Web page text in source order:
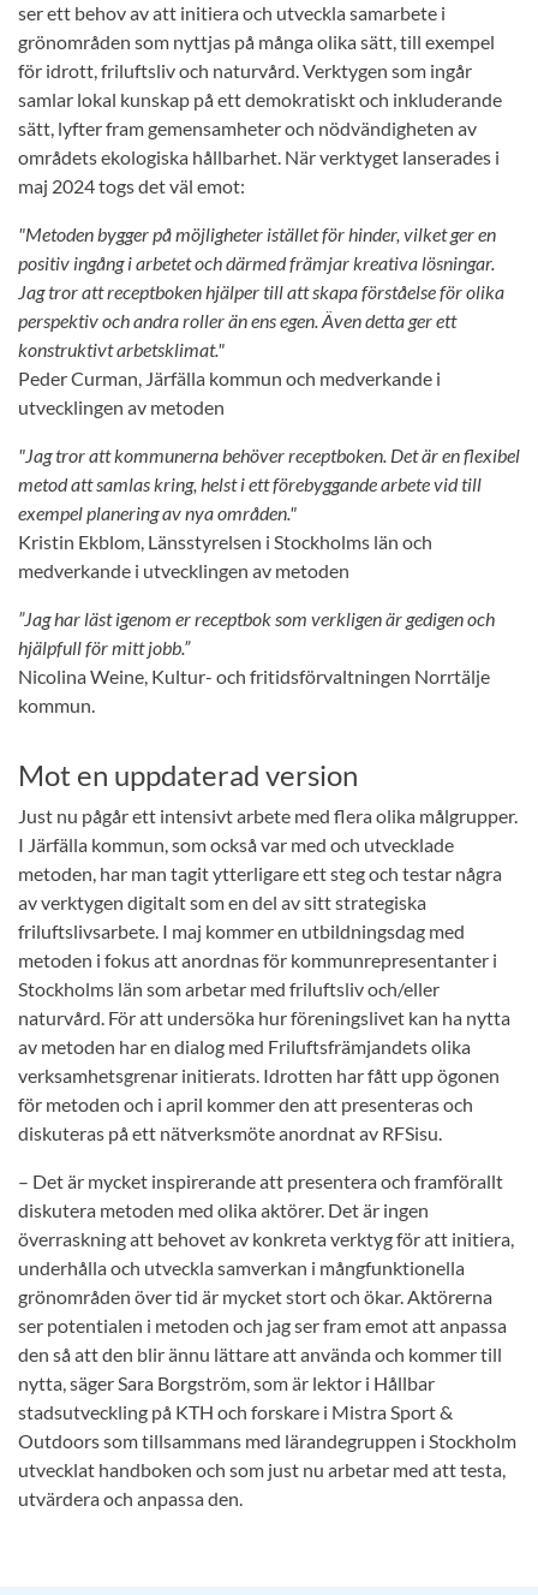
ser ett behov av att initiera och utveckla samarbete i
grönområden som nyttjas på många olika sätt, till exempel
för idrott, friluftsliv och naturvård. Verktygen som ingår
samlar lokal kunskap på ett demokratiskt och inkluderande
sätt, lyfter fram gemensamheter och nödvändigheten av
områdets ekologiska hållbarhet. När verktyget lanserades i
maj 2024 togs det väl emot:
"Metoden bygger på möjligheter istället för hinder, vilket ger en
positiv ingång i arbetet och därmed främjar kreativa lösningar.
Jag tror att receptboken hjälper till att skapa förståelse för olika
perspektiv och andra roller än ens egen. Även detta ger ett
konstruktivt arbetsklimat."
Peder Curman, Järfälla kommun och medverkande i
utvecklingen av metoden
"Jag tror att kommunerna behöver receptboken. Det är en flexibel
metod att samlas kring, helst i ett förebyggande arbete vid till
exempel planering av nya områden."
Kristin Ekblom, Länsstyrelsen i Stockholms län och
medverkande i utvecklingen av metoden
”Jag har läst igenom er receptbok som verkligen är gedigen och
hjälpfull för mitt jobb.”
Nicolina Weine, Kultur- och fritidsförvaltningen Norrtälje
kommun.
Mot en uppdaterad version
Just nu pågår ett intensivt arbete med flera olika målgrupper.
I Järfälla kommun, som också var med och utvecklade
metoden, har man tagit ytterligare ett steg och testar några
av verktygen digitalt som en del av sitt strategiska
friluftslivsarbete. I maj kommer en utbildningsdag med
metoden i fokus att anordnas för kommunrepresentanter i
Stockholms län som arbetar med friluftsliv och/eller
naturvård. För att undersöka hur föreningslivet kan ha nytta
av metoden har en dialog med Friluftsfrämjandets olika
verksamhetsgrenar initierats. Idrotten har fått upp ögonen
för metoden och i april kommer den att presenteras och
diskuteras på ett nätverksmöte anordnat av RFSisu.
– Det är mycket inspirerande att presentera och framförallt
diskutera metoden med olika aktörer. Det är ingen
överraskning att behovet av konkreta verktyg för att initiera,
underhålla och utveckla samverkan i mångfunktionella
grönområden över tid är mycket stort och ökar. Aktörerna
ser potentialen i metoden och jag ser fram emot att anpassa
den så att den blir ännu lättare att använda och kommer till
nytta, säger Sara Borgström, som är lektor i Hållbar
stadsutveckling på KTH och forskare i Mistra Sport &
Outdoors som tillsammans med lärandegruppen i Stockholm
utvecklat handboken och som just nu arbetar med att testa,
utvärdera och anpassa den.